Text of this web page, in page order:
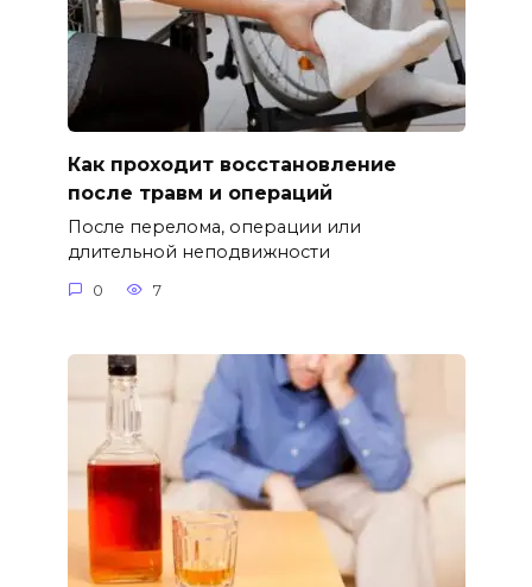
Как проходит восстановление
после травм и операций
После перелома, операции или
длительной неподвижности
0 7